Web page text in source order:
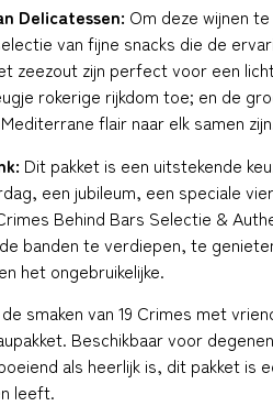
Delicatessen: Om deze wijnen
van fijne snacks die de
zeezout zijn perfect voor een
rokerige rijkdom toe; en de
flair naar elk samen
Dit pakket is een uitstekende
een jubileum, een speciale
Behind Bars Selectie &
banden te verdiepen, te
het ongebruikelijke.
smaken van 19 Crimes met
Beschikbaar voor
als heerlijk is, dit pakket is
leeft.